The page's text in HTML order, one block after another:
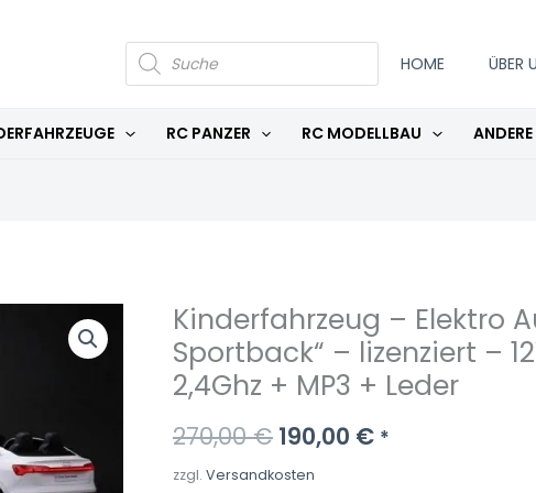
PRODUCTS
SEARCH HOME ÜBER
RC PANZER RC MODELLBAU ANDERE
Kinderfahrzeug – Elektro
Sportback“ – lizenziert –
2,4Ghz + MP3 + Leder
270,00€
Ursprünglicher
Preis
270,00 €
190,00 €
Aktueller
Preis
190,00 €.
*
zzgl. Versandkosten